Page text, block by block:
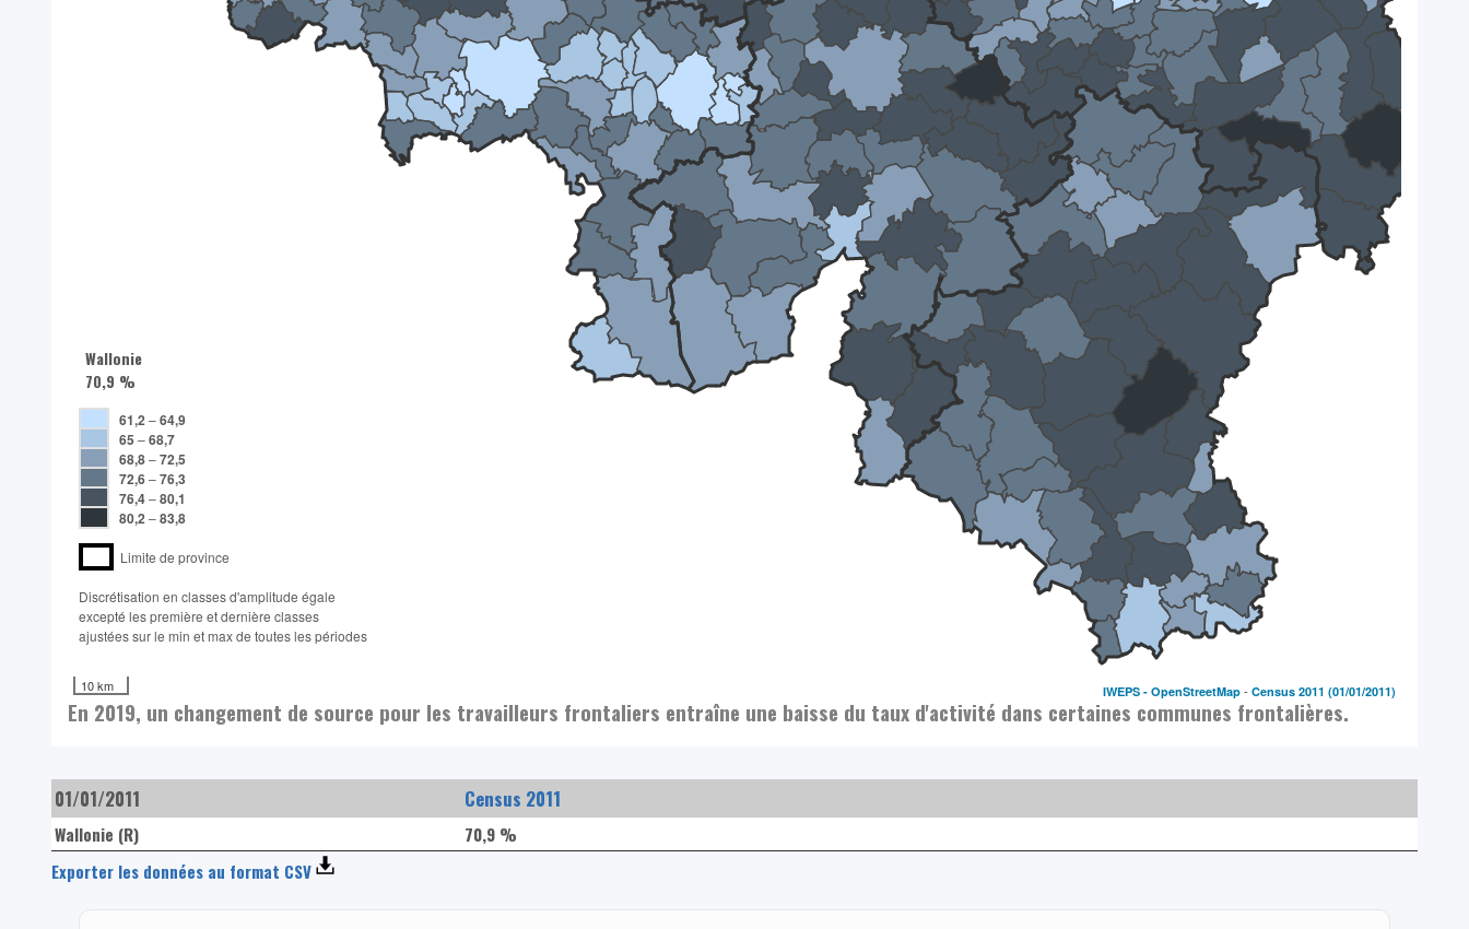
Wallonie
70,9 %
61,2 –64,9
65 –68,7
68,8–72,5
72,6–76,3
76,4–80,1
80,2 –83,8
Limite de province
Discrétisation en classes d'amplitude égale​
excepté les première et dernière classes
ajustées sur le min et max de toutes les périodes
10 km IWEPS -OpenStreetMap -Census 2011 (01/01/2011)
En 2019, un changement de source pour les travailleurs frontaliers entraîne une baisse du taux d'activité dans certaines communes frontalières.
01/01/2011 Census 2011
Wallonie (R)
70,9 %
Exporter les données au format CSV